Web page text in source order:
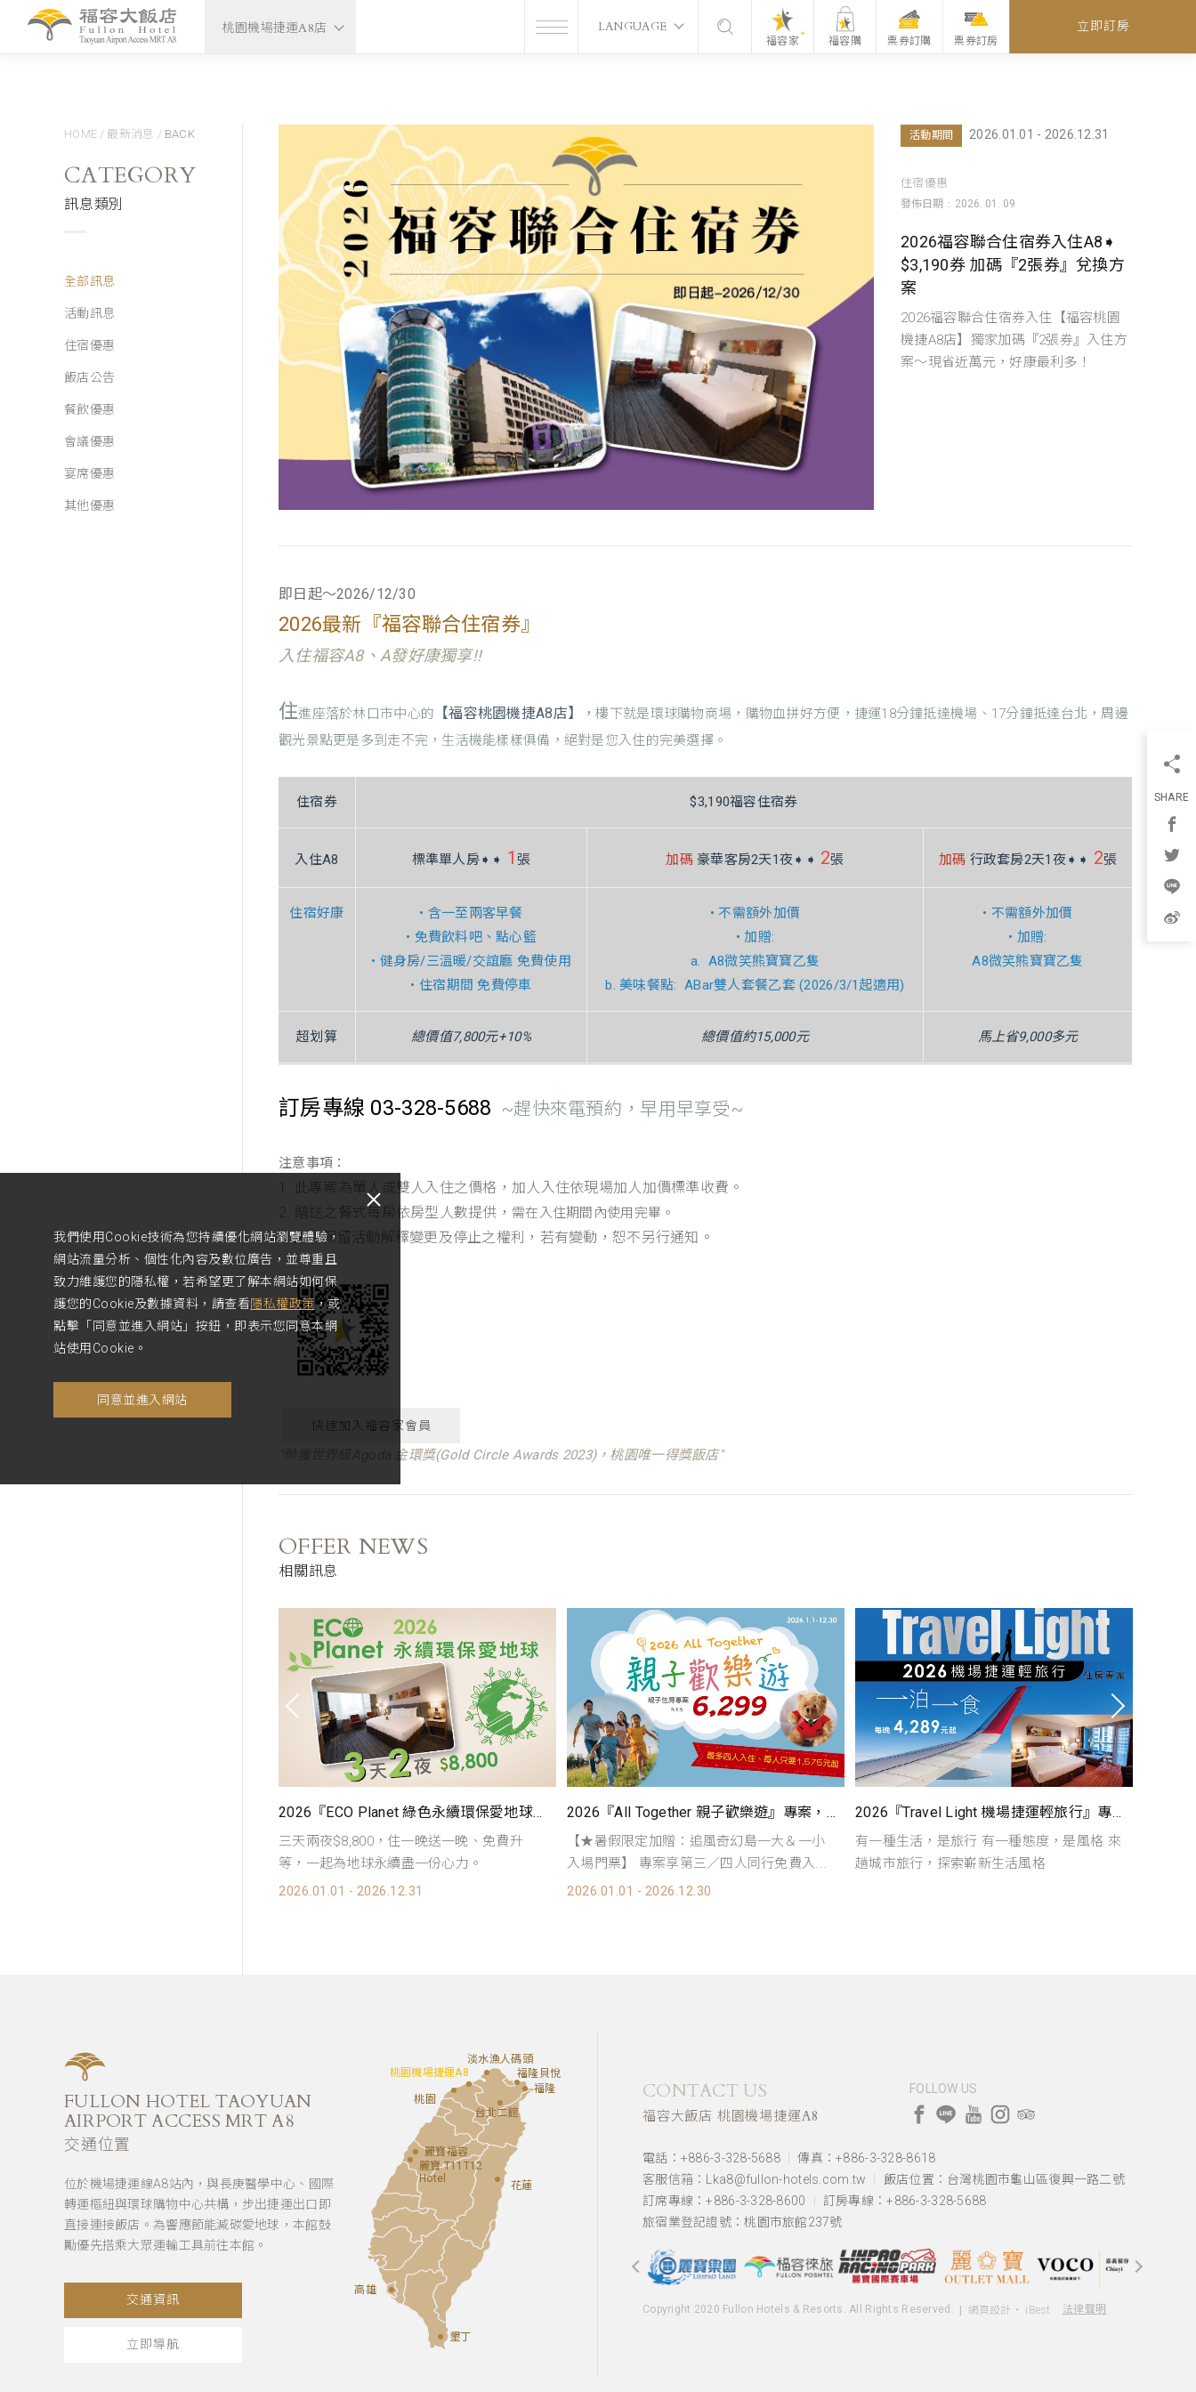
桃園機場捷運A8店 LANGUAGE
福容家 福容購 票券訂購 票券訂房
立即訂房
HOME / 最新消息 / BACK
CATEGORY
訊息類別
全部訊息
活動訊息
住宿優惠
飯店公告
餐飲優惠
會議優惠
宴席優惠
其他優惠
活動期間 2026.01.01 - 2026.12.31
住宿優惠
發佈日期 2026. 01. 09
2026福容聯合住宿券入住A8➧
$3,190券 加碼『2張券』兌換方
案
2026福容聯合住宿券入住【福容桃園
機捷A8店】獨家加碼『2張券』入住方
案～現省近萬元，好康最利多！
即日起～2026/12/30
2026最新『福容聯合住宿券』
入住福容A8、A發好康獨享!!
住進座落於林口市中心的 【福容桃園機捷A8店】 ，樓下就是環球購物商場，購物血拼好方便，捷運18分鐘抵達機場、17分鐘抵達台北，周邊
觀光景點更是多到走不完，生活機能樣樣俱備，絕對是您入住的完美選擇。
住宿券 $3,190福容住宿券
入住A8 標準單人房➧➧ 1 張 加碼豪華客房2天1夜➧➧ 2張 加碼 行政套房2天1夜➧➧ 2張
住宿好康
• 含一至兩客早餐
• 免費飲料吧、點心籃
• 健身房/三溫暖/交誼廳 免費使用
• 住宿期間 免費停車
• 不需額外加價
• 加贈:
a. A8微笑熊寶寶乙隻
b. 美味餐點: ABar雙人套餐乙套 (2026/3/1起適用)
• 不需額外加價
• 加贈:
A8微笑熊寶寶乙隻
超划算 總價值7,800元+10% 總價值約15,000元 馬上省9,000多元
訂房專線 03-328-5688 ~趕快來電預約，早用早享受~
注意事項：
1. 此專案為單人或雙人入住之價格，加人入住依現場加人加價標準收費。
2. 贈送之餐式每房依房型人數提供， 需在入住期間內使用完畢。
3.飯店保留活動解釋變更及停止之權利，若有變動，恕不另行通知。
快速加入福容家會員
"榮獲世界級Agoda 金環獎(Gold Circle Awards 2023)，桃園唯一得獎飯店"
OFFER NEWS
相關訊息
2026『ECO Planet 綠色永續環保愛地球』三天兩夜$8,800
三天兩夜$8,800，住一晚送一晚、免費升
等，一起為地球永續盡一份心力。
2026.01.01 - 2026.12.31
2026『All Together 親子歡樂遊』專案，每晚6,299起～暑假限定加贈追風奇幻島門票！
【★暑假限定加贈：追風奇幻島一大＆一小
入場門票】 專案享第三／四人同行免費入...
2026.01.01 - 2026.12.30
2026『Travel Light 機場捷運輕旅行』專案, 每晚4,289元起
有一種生活，是旅行 有一種態度，是風格 來
趟城市旅行，探索嶄新生活風格
SHARE
FULLON HOTEL TAOYUAN
AIRPORT ACCESS MRT A8
交通位置
位於機場捷運線A8站內，與長庚醫學中心、國際
轉運樞紐與環球購物中心共構，步出捷運出口即
直接連接飯店。為響應節能減碳愛地球，本館鼓
勵優先搭乘大眾運輸工具前往本館。
交通資訊
立即導航
淡水漁人碼頭
麗寶福容
麗寶 T11T12
Hotel
墾丁
花蓮
福隆
台北二館
桃園機場捷運A8
桃園
高雄
福隆貝悅
CONTACT US
福容大飯店 桃園機場捷運A8
FOLLOW US
電話：+886-3-328-5688
傳真：+886-3-328-8618
客服信箱：Lka8@fullon-hotels.com.tw
飯店位置： 台灣桃園市龜山區復興一路二號
訂席專線：+886-3-328-8600
訂房專線：+886-3-328-5688
旅宿業登記證號：桃園市旅館237號
Copyright 2020 Fullon Hotels & Resorts. All Rights Reserved. 網頁設計 ‧ iBest 法律聲明
我們使用Cookie技術為您持續優化網站瀏覽體驗，
網站流量分析、個性化內容及數位廣告，並尊重且
致力維護您的隱私權，若希望更了解本網站如何保
護您的Cookie及數據資料，請查看隱私權政策，或
點擊「同意並進入網站」按鈕，即表示您同意本網
站使用Cookie。
同意並進入網站